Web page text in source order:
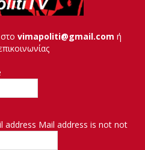
vimapoliti@gmail.com ή
address Mail address is not not